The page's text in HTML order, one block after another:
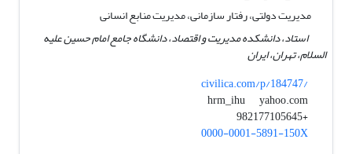
مدیریت دولتی، رفتار سازمانی، مدیریت منابع انسانی
استاد، دانشکده مدیریت و اقتصاد، دانشگاه جامع امام حسین علیه
السلام، تهران، ایران
civilica.com/p/184747/
hrm_ihu
yahoo.com
+982177105645
0000-0001-5891-150X